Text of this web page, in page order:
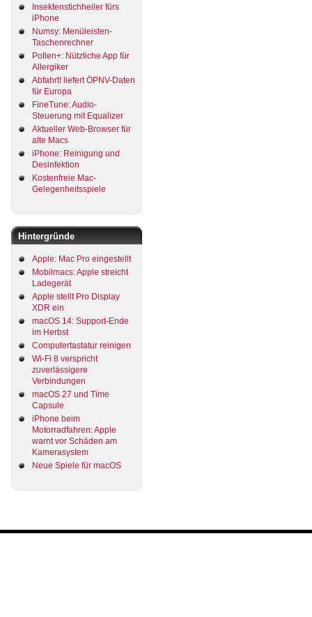
Insektenstichheiler fürs
iPhone
Numsy: Menüleisten-
Taschenrechner
Pollen+: Nützliche App für
Allergiker
Abfahrt! liefert ÖPNV-Daten
für Europa
FineTune: Audio-
Steuerung mit Equalizer
Aktueller Web-Browser für
alte Macs
iPhone: Reinigung und
Desinfektion
Kostenfreie Mac-
Gelegenheitsspiele
Hintergründe
Apple: Mac Pro eingestellt
Mobilmacs: Apple streicht
Ladegerät
Apple stellt Pro Display
XDR ein
macOS 14: Support-Ende
im Herbst
Computertastatur reinigen
Wi-Fi 8 verspricht
zuverlässigere
Verbindungen
macOS 27 und Time
Capsule
iPhone beim
Motorradfahren: Apple
warnt vor Schäden am
Kamerasystem
Neue Spiele für macOS